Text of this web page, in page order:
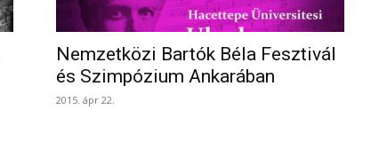
Nemzetközi Bartók Béla Fesztivál
és Szimpózium Ankarában
2015. ápr 22.